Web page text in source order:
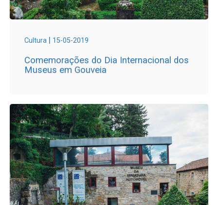
Cultura | 15-05-2019
Comemorações do Dia Internacional dos
Museus em Gouveia